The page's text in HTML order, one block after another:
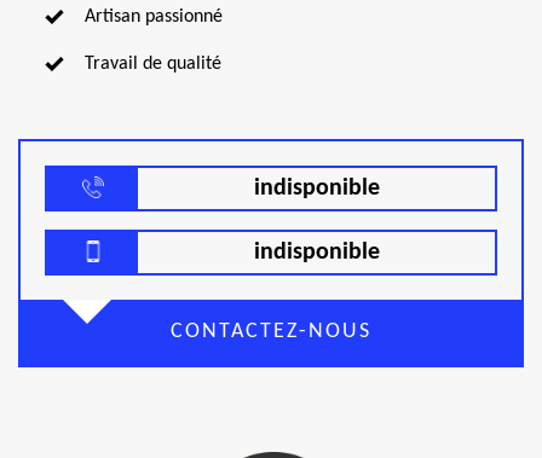
Artisan passionné
Travail de qualité
indisponible
indisponible
CONTACTEZ-NOUS